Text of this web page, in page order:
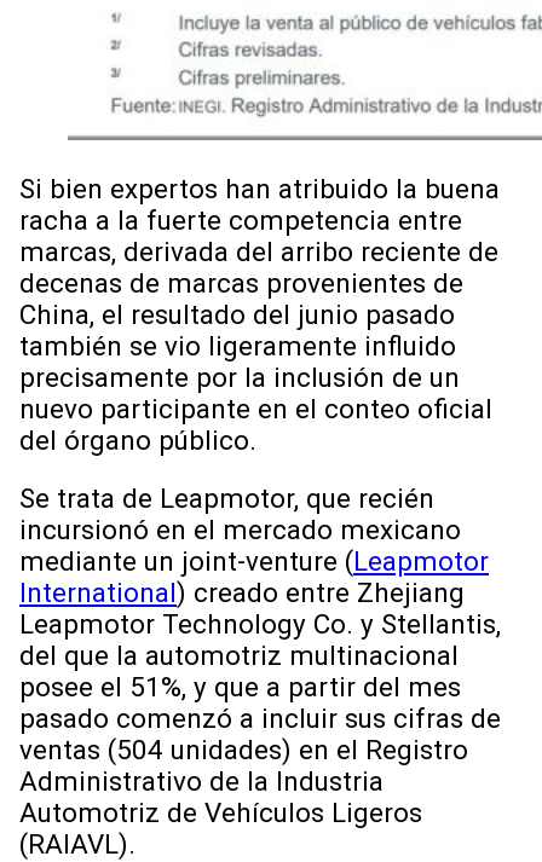
Si bien expertos han atribuido la buena
racha a la fuerte competencia entre
marcas, derivada del arribo reciente de
decenas de marcas provenientes de
China, el resultado del junio pasado
también se vio ligeramente influido
precisamente por la inclusión de un
nuevo participante en el conteo oficial
del órgano público.
Se trata de Leapmotor, que recién
incursionó en el mercado mexicano
mediante un joint-venture (Leapmotor
International) creado entre Zhejiang
Leapmotor Technology Co. y Stellantis,
del que la automotriz multinacional
posee el 51%, y que a partir del mes
pasado comenzó a incluir sus cifras de
ventas (504 unidades) en el Registro
Administrativo de la Industria
Automotriz de Vehículos Ligeros
(RAIAVL).